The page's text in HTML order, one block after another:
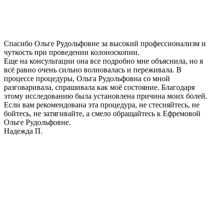
Спасибо Ольге Рудольфовне за высокий профессионализм и
чуткость при проведении колоноскопии.
Еще на консультации она все подробно мне объяснила, но я
всё равно очень сильно волновалась и переживала. В
процессе процедуры, Ольга Рудольфовна со мной
разговаривала, спрашивала как моё состояние. Благодаря
этому исследованию была установлена причина моих болей.
Если вам рекомендована эта процедура, не стесняйтесь, не
бойтесь, не затягивайте, а смело обращайтесь к Ефремовой
Ольге Рудольфовне.
Надежда П.